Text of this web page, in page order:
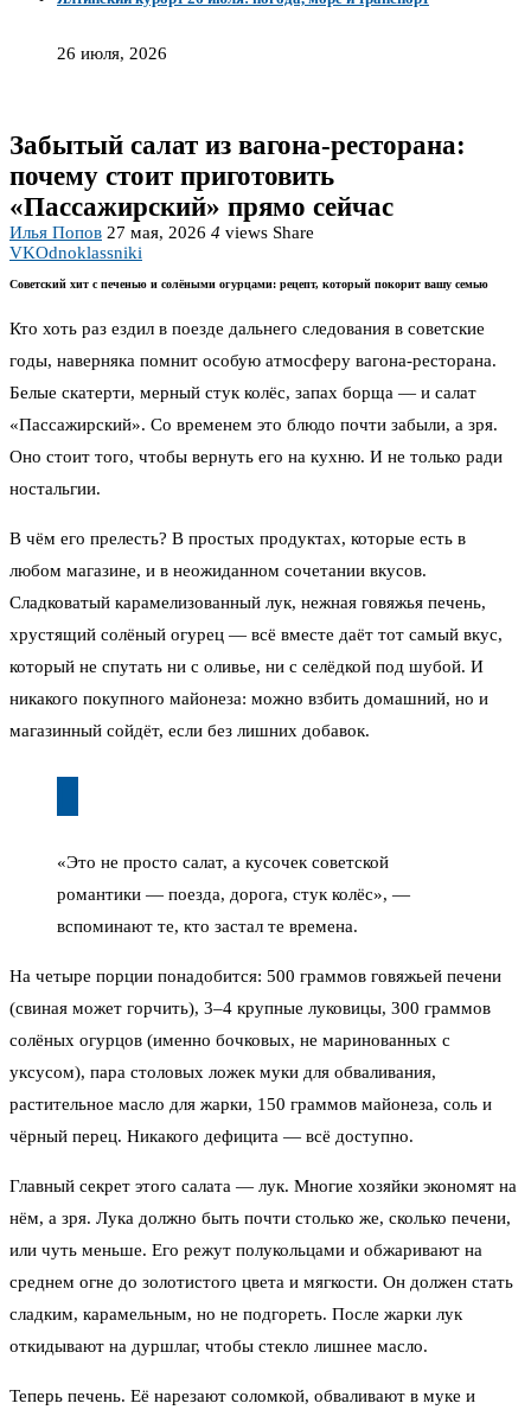
26 июля, 2026
Забытый салат из вагона-ресторана:
почему стоит приготовить
«Пассажирский» прямо сейчас
Илья Попов 27 мая, 2026 4 views Share
VKOdnoklassniki
Советский хит с печенью и солёными огурцами: рецепт, который покорит вашу семью
Кто хоть раз ездил в поезде дальнего следования в советские
годы, наверняка помнит особую атмосферу вагона-ресторана.
Белые скатерти, мерный стук колёс, запах борща — и салат
«Пассажирский». Со временем это блюдо почти забыли, а зря.
Оно стоит того, чтобы вернуть его на кухню. И не только ради
ностальгии.
В чём его прелесть? В простых продуктах, которые есть в
любом магазине, и в неожиданном сочетании вкусов.
Сладковатый карамелизованный лук, нежная говяжья печень,
хрустящий солёный огурец — всё вместе даёт тот самый вкус,
который не спутать ни с оливье, ни с селёдкой под шубой. И
никакого покупного майонеза: можно взбить домашний, но и
магазинный сойдёт, если без лишних добавок.
«Это не просто салат, а кусочек советской
романтики — поезда, дорога, стук колёс», —
вспоминают те, кто застал те времена.
На четыре порции понадобится: 500 граммов говяжьей печени
(свиная может горчить), 3–4 крупные луковицы, 300 граммов
солёных огурцов (именно бочковых, не маринованных с
уксусом), пара столовых ложек муки для обваливания,
растительное масло для жарки, 150 граммов майонеза, соль и
чёрный перец. Никакого дефицита — всё доступно.
Главный секрет этого салата — лук. Многие хозяйки экономят на
нём, а зря. Лука должно быть почти столько же, сколько печени,
или чуть меньше. Его режут полукольцами и обжаривают на
среднем огне до золотистого цвета и мягкости. Он должен стать
сладким, карамельным, но не подгореть. После жарки лук
откидывают на дуршлаг, чтобы стекло лишнее масло.
Теперь печень. Её нарезают соломкой, обваливают в муке и